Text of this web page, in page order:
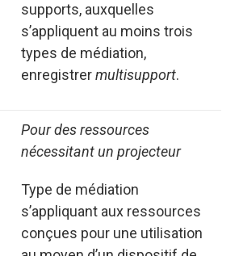
supports, auxquelles
s’appliquent au moins trois
types de médiation,
enregistrermultisupport.
Pour des ressources
nécessitant un projecteur
Type de médiation
s’appliquant aux ressources
conçues pour une utilisation